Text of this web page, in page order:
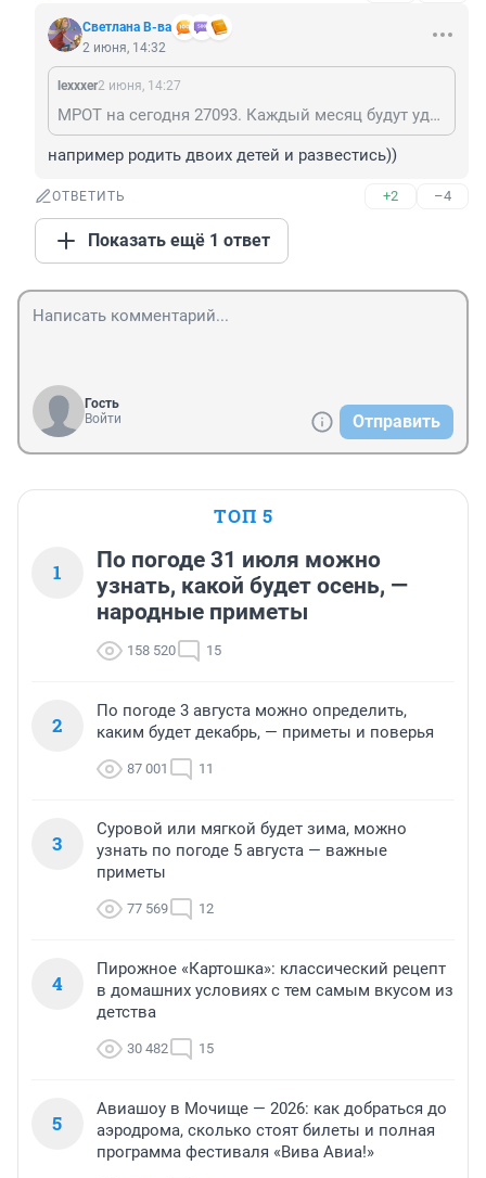
Светлана В-ва
2 июня, 14:32
lexxxer2 июня, 14:27
МРОТ на сегодня 27093. Каждый месяц будут удерживать 50%. Это далеко не 50 лет. Есть варианты ускорить процесс.
например родить двоих детей и развестись))
ОТВЕТИТЬ +2 –4
Показать ещё 1 ответ
Гость
Войти
Отправить
ТОП 5
1
По погоде 31 июля можно
узнать, какой будет осень, —
народные приметы
158 520 15
2
По погоде 3 августа можно определить,
каким будет декабрь, — приметы и поверья
87 001 11
3
Суровой или мягкой будет зима, можно
узнать по погоде 5 августа — важные
приметы
77 569 12
4
Пирожное «Картошка»: классический рецепт
в домашних условиях с тем самым вкусом из
детства
30 482 15
5
Авиашоу в Мочище — 2026: как добраться до
аэродрома, сколько стоят билеты и полная
программа фестиваля «Вива Авиа!»